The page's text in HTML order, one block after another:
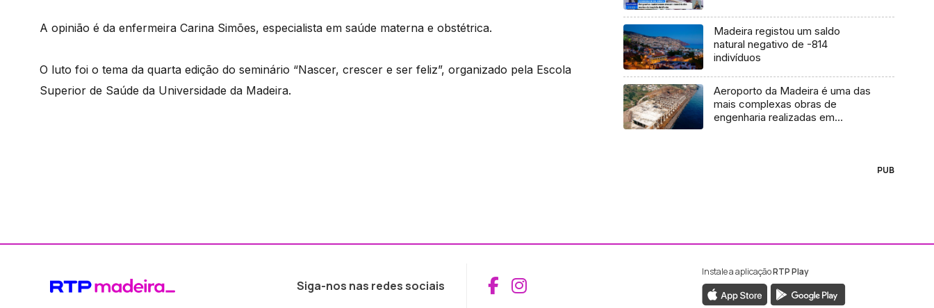
A opinião é da enfermeira Carina Simões, especialista em saúde materna e obstétrica.
O luto foi o tema da quarta edição do seminário “Nascer, crescer e ser feliz”, organizado pela Escola
Superior de Saúde da Universidade da Madeira.
Madeira registou um saldo
natural negativo de -814
indivíduos
Aeroporto da Madeira é uma das
mais complexas obras de
engenharia realizadas em
PUB
Siga-nos nas redes sociais Aceder ao Facebook da RTP Madeira
Aceder ao Instagram da RTP Madeira
Instale a aplicaçãoRTP Play